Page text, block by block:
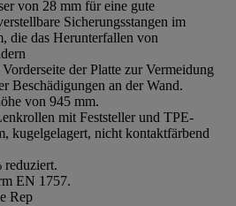
von 28 mm für eine gute
Sicherungsstangen im
die das Herunterfallen von
der Platte zur Vermeidung
Beschädigungen an der Wand.
von 945 mm.
mit Feststeller und TPE-
kugelgelagert, nicht kontaktfärbend
EN 1757.
Rep